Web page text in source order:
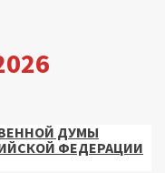
ДУМЫ
ФЕДЕРАЦИИ